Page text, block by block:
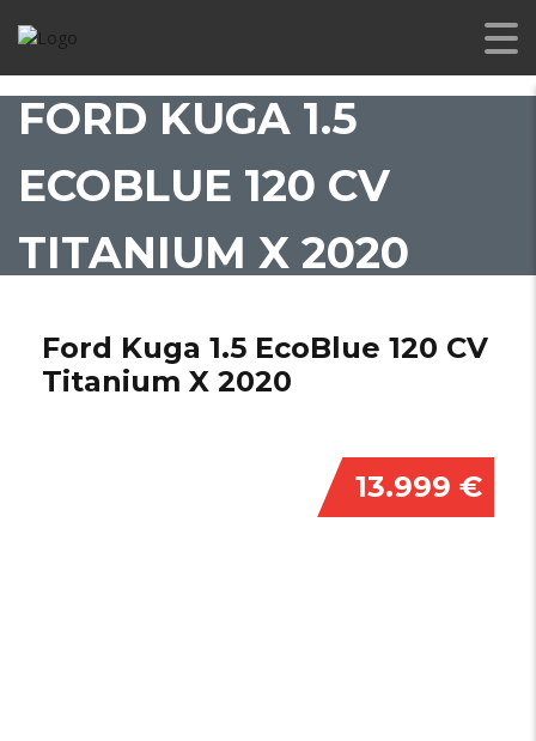
FORD KUGA 1.5
ECOBLUE 120 CV
TITANIUM X 2020
Ford Kuga 1.5 EcoBlue 120 CV
Titanium X 2020
13.999 €